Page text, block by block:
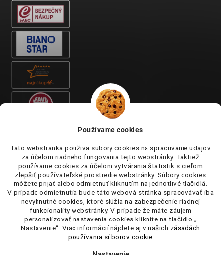
Používame cookies
Táto webstránka používa súbory cookies na spracúvanie údajov
za účelom riadneho fungovania tejto webstránky. Taktiež
používame cookies za účelom vytvárania štatistik s cieľom
zlepšiť používateľské prostredie webstránky. Súbory cookies
môžete prijať alebo odmietnuť kliknutím na jednotlivé tlačidlá.
V prípade odmietnutia bude táto webová stránka spracovávať iba
nevyhnutné cookies, ktoré slúžia na zabezpečenie riadnej
funkcionality webstránky. V prípade že máte záujem
personalizovať nastavenia cookies kliknite na tlačidlo „
Nastavenie“. Viac informácií nájdete aj v našich zásadách
používania súborov cookie